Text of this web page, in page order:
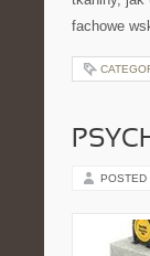
fachowe
POSTED